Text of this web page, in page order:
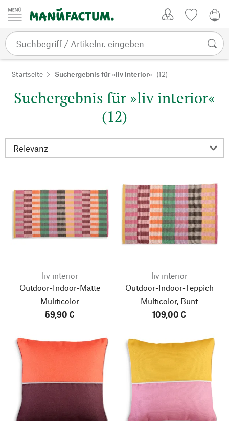
Zum Inhalt springen
Startseite Suchergebnis für »liv interior« (12)
Suchergebnis für »liv interior«
(12)
liv interior
Outdoor-Indoor-Matte
Muliticolor
59,90 €
liv interior
Outdoor-Indoor-Teppich
Multicolor, Bunt
109,00 €